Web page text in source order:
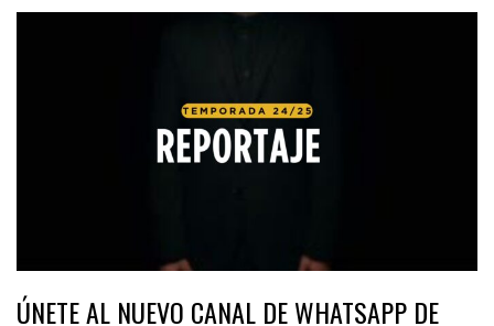
ÚNETE AL NUEVO CANAL DE WHATSAPP DE